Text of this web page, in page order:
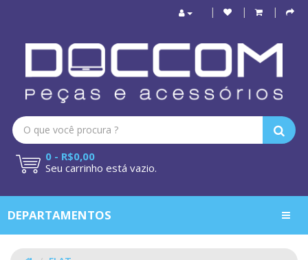
0 - R$0,00
Seu carrinho está vazio.
DEPARTAMENTOS